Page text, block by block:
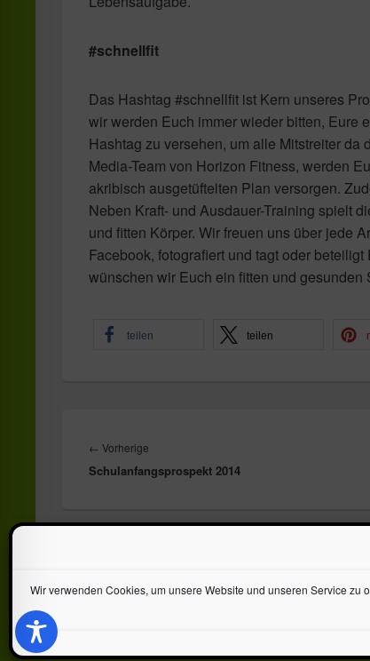
Wir verwenden Cookies, um unsere Website und unseren Service zu
#schnellfit
Das Hashtag #schnellfit ist Kern unseres
wir werden Euch immer wieder bitten, Eure
Hashtag zu versehen, um alle Mitstreiter
Media-Team von Horizon Fitness, werden
akribisch ausgetüftelten Plan versorgen.
Neben Kraft- und Ausdauer-Training spielt
und fitten Körper. Wir freuen uns über jede
Facebook, fotografiert und tagt oder
wünschen wir Euch ein fitten und gesunden
teilen teilen
← Vorherige
Beitrag:
Schulanfangsprospekt 2014
Toys World Spielwaren GmbH